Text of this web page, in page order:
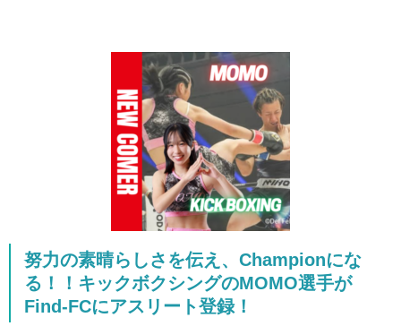
努力の素晴らしさを伝え、Championにな
る！！キックボクシングのMOMO選手が
Find-FCにアスリート登録！